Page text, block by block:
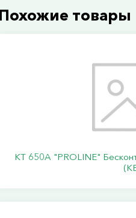
товары
KT 650A "PROLINE"